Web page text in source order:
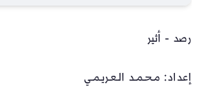
رصد - أثير
إعداد: مـحـمـد الـعـريـمـي